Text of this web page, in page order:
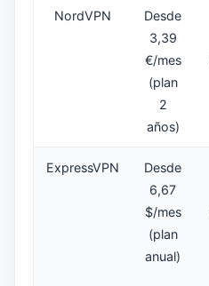
NordVPN
Desde
3,39
€/mes
(plan
2
años)
ExpressVPN
Desde
6,67
$/mes
(plan
anual)